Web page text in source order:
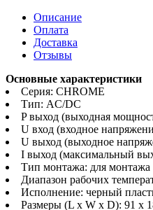
Описание
Оплата
Доставка
Отзывы
Основные характеристики
Серия: CHROME
Тип: AC/DC
P выход (выходная
U вход (входное
U выход (выходное
I выход (максимальный
Тип монтажа: для монтажа
Диапазон рабочих
Исполнение: черный
Размеры (L x W x D): 91 x